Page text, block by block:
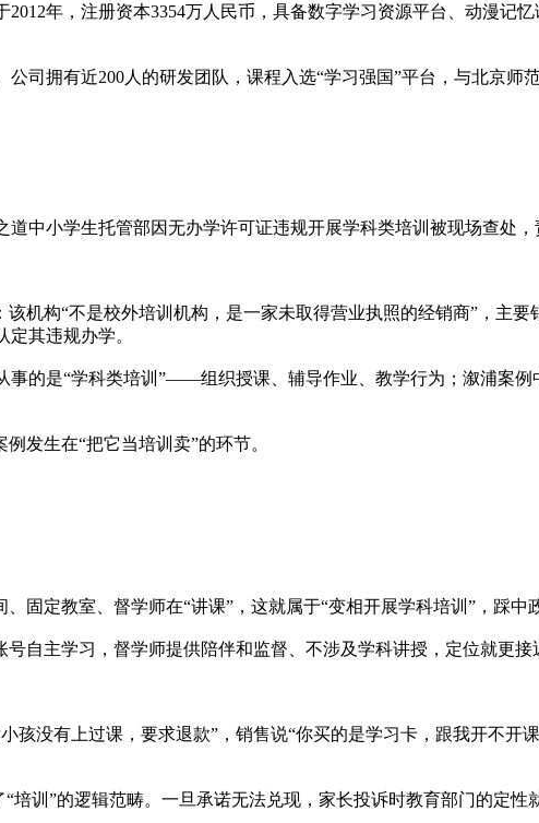
年，注册资本3354万人民币，具备数字学习资源平台、动漫记
司拥有近200人的研发团队，课程入选“学习强国”平台，与北京
中小学生托管部因无办学许可证违规开展学科类培训被现场查处，
机构“不是校外培训机构，是一家未取得营业执照的经销商”，主
其违规办学。
事的是“学科类培训”——组织授课、辅导作业、教学行为；溆浦案
发生在“把它当培训卖”的环节。
固定教室、督学师在“讲课”，这就属于“变相开展学科培训”，踩中
自主学习，督学师提供陪伴和监督、不涉及学科讲授，定位就更接
孩没有上过课，要求退款”，销售说“你买的是学习卡，跟我开不
培训”的逻辑范畴。一旦承诺无法兑现，家长投诉时教育部门的定